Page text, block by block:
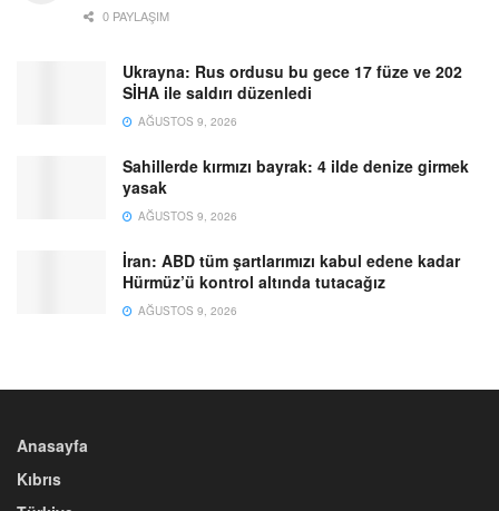
0 PAYLAŞIM
Ukrayna: Rus ordusu bu gece 17 füze ve 202
SİHA ile saldırı düzenledi
AĞUSTOS 9, 2026
Sahillerde kırmızı bayrak: 4 ilde denize girmek
yasak
AĞUSTOS 9, 2026
İran: ABD tüm şartlarımızı kabul edene kadar
Hürmüz’ü kontrol altında tutacağız
AĞUSTOS 9, 2026
Anasayfa
Kıbrıs